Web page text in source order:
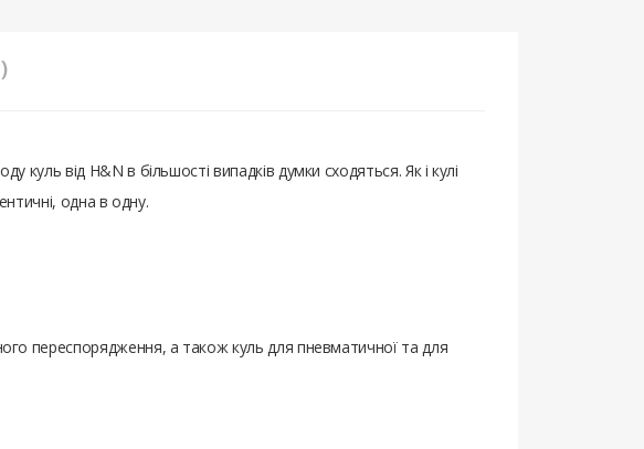
від H&N в більшості випадків думки сходяться. Як і кулі
одна в одну.
переспорядження, а також куль для пневматичної та для